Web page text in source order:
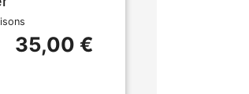
35,00 €